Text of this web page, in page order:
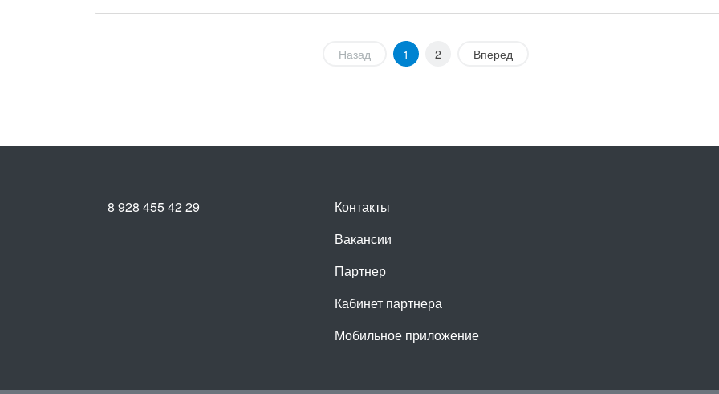
Назад 1 2 Вперед
Контакты
Вакансии
Партнер
Кабинет партнера
Мобильное приложение
8 928 455 42 29